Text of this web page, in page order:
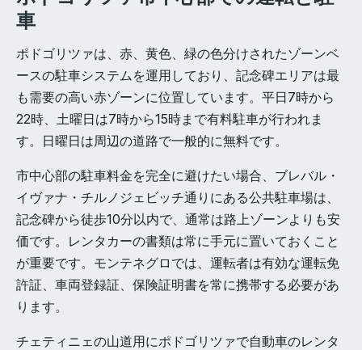
車
ポドゴリツァは、赤、黄色、緑の色分けされたゾーンベ
ースの駐車システムを運用しており、記念碑エリアは最
も需要の高い赤ゾーンに位置しています。平日7時から
22時、土曜日は7時から15時まで有料駐車が行われま
す。日曜日は周辺の道路で一般的に無料です。
市中心部の駐車料金を完全に避けたい場合、ブレバル・
イヴァナ・チルノジェビッチ通りにある公共駐車場は、
記念碑から徒歩10分以内で、通常は路上ゾーンよりも安
価です。レンタカーの書類は常に手元に置いておくこと
が重要です。モンテネグロでは、運転者は有効な運転免
許証、車両登録証、保険証明書を常に携帯する必要があ
ります。
チェティニェの山道用にポドゴリツァで自動車のレンタ